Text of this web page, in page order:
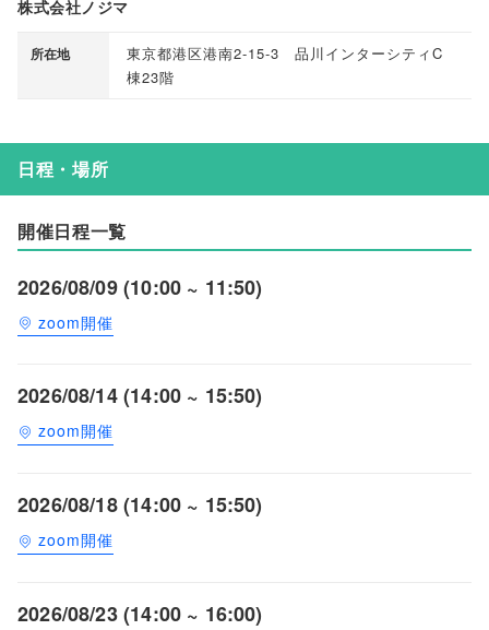
株式会社ノジマ
所在地
東京都港区港南2-15-3 品川インターシティC
棟23階
日程・場所
開催日程一覧
2026/08/09 (10:00 ~ 11:50)
zoom開催
2026/08/14 (14:00 ~ 15:50)
zoom開催
2026/08/18 (14:00 ~ 15:50)
zoom開催
2026/08/23 (14:00 ~ 16:00)